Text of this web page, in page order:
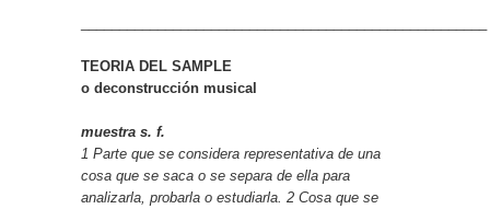
TEORIA DEL SAMPLE
o deconstrucción musical
muestra s. f.
1 Parte que se considera representativa de una
cosa que se saca o se separa de ella para
analizarla, probarla o estudiarla. 2 Cosa que se